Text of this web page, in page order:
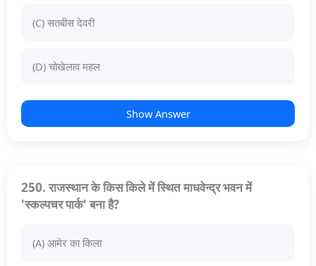
(C) सतबीस देवरी
(D) चोखेलाव महल
Show Answer
250. राजस्थान के किस किले में स्थित माधवेन्द्र भवन में
'स्कल्पचर पार्क' बना है?
(A) आमेर का किला